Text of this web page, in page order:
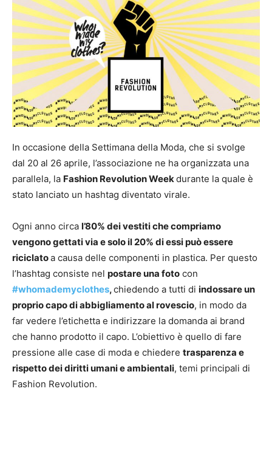
In occasione della Settimana della Moda, che si svolge
dal 20 al 26 aprile, l’associazione ne ha organizzata una
parallela, la Fashion Revolution Weekdurante la quale è
stato lanciato un hashtag diventato virale.
Ogni anno circa l’80% dei vestiti che compriamo
vengono gettati via e solo il 20% di essi può essere
riciclatoa causa delle componenti in plastica. Per questo
l’hashtag consiste nel postare una foto con
#whomademyclothes,chiedendo a tutti di indossare un
proprio capo di abbigliamento al rovescio, in modo da
far vedere l’etichetta e indirizzare la domanda ai brand
che hanno prodotto il capo. L’obiettivo è quello di fare
pressione alle case di moda e chiedere trasparenza e
rispetto dei diritti umani e ambientali, temi principali di
Fashion Revolution.